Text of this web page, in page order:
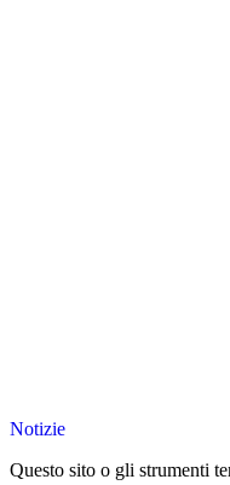
Notizie
Questo sito o gli strumenti